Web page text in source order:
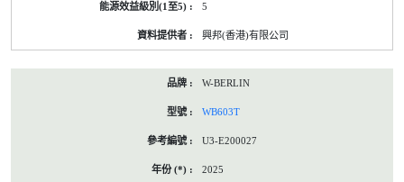
5
興邦(香港)有限公司
W-BERLIN
WB603T
U3-E200027
2025